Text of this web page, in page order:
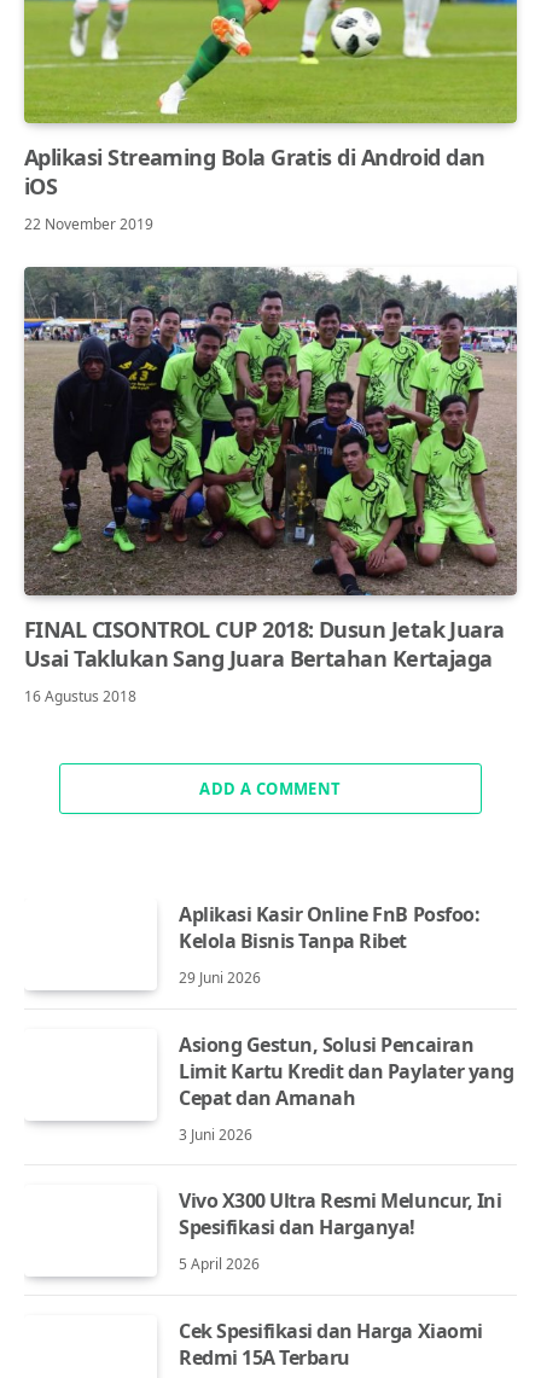
Aplikasi Streaming Bola Gratis di Android dan
iOS
22 November 2019
FINAL CISONTROL CUP 2018: Dusun Jetak Juara
Usai Taklukan Sang Juara Bertahan Kertajaga
16 Agustus 2018
ADD A COMMENT
Aplikasi Kasir Online FnB Posfoo:
Kelola Bisnis Tanpa Ribet
29 Juni 2026
Asiong Gestun, Solusi Pencairan
Limit Kartu Kredit dan Paylater yang
Cepat dan Amanah
3 Juni 2026
Vivo X300 Ultra Resmi Meluncur, Ini
Spesifikasi dan Harganya!
5 April 2026
Cek Spesifikasi dan Harga Xiaomi
Redmi 15A Terbaru